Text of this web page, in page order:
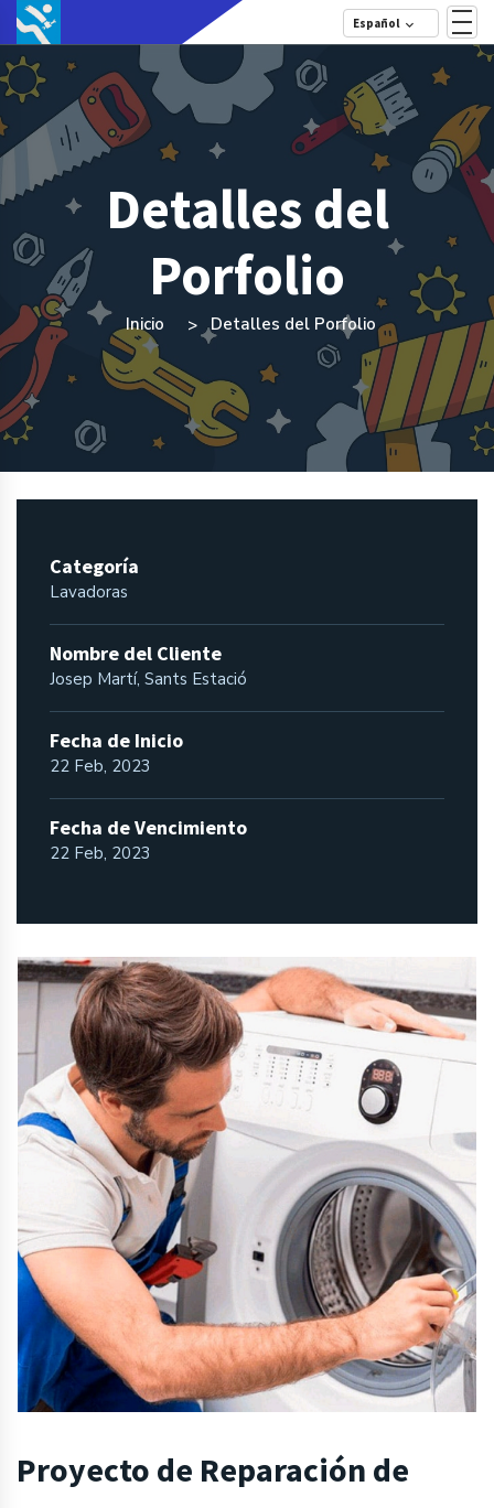
Español
Detalles del
Porfolio
Inicio Detalles del Porfolio
Proyecto de Reparación de
Categoría
Lavadoras
Nombre del Cliente
Josep Martí, Sants Estació
Fecha de Inicio
22 Feb, 2023
Fecha de Vencimiento
22 Feb, 2023